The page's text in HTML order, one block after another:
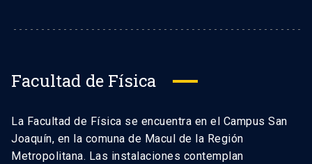
Facultad de Física
La Facultad de Física se encuentra en el Campus San
Joaquín, en la comuna de Macul de la Región
Metropolitana. Las instalaciones contemplan